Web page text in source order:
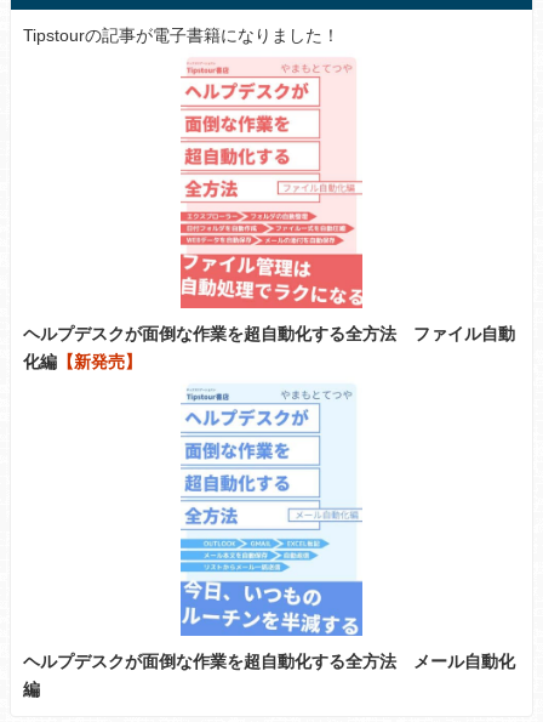
Tipstourの記事が電子書籍になりました！
ヘルプデスクが面倒な作業を超自動化する全方法 ファイル自動
化編 【新発売】
ヘルプデスクが面倒な作業を超自動化する全方法 メール自動化
編